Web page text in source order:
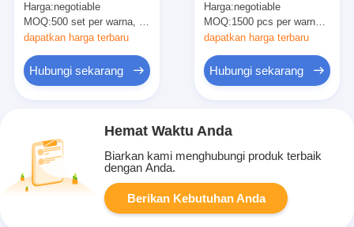
Polyester Campuran
Flannel
Harga:negotiable
MOQ:500 set per warna, bisa dinegosiasikan
dapatkan harga terbaru
Hubungi sekarang
Selimut
Harga:negotiable
MOQ:1500 pcs per warna, bisa dinegosiasikan
dapatkan harga terbaru
Hubungi sekarang
Hemat Waktu Anda
Biarkan kami menghubungi produk terbaik
dengan Anda.
Berikan Kebutuhan Anda